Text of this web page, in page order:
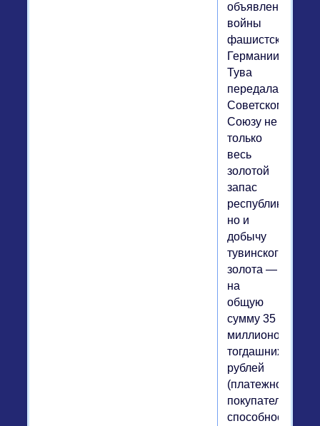
объявления
войны
фашистской
Германии
Тува
передала
Советскому
Союзу не
только
весь
золотой
запас
республики,
но и
добычу
тувинского
золота —
на
общую
сумму 35
миллионов
тогдашних
рублей
(платежно-
покупательная
способность